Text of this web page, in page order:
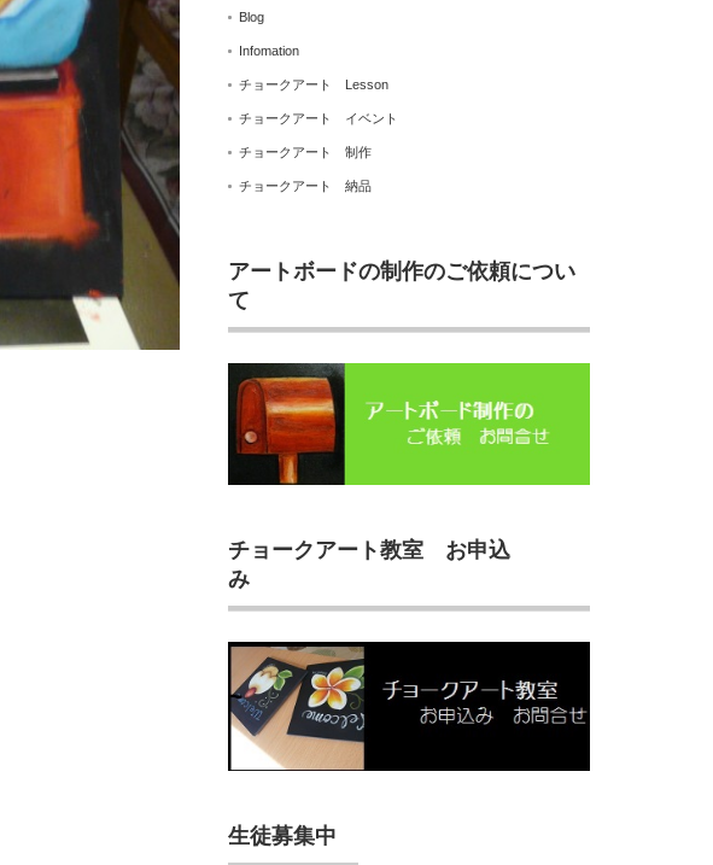
Blog
Infomation
チョークアート Lesson
チョークアート イベント
チョークアート 制作
チョークアート 納品
アートボードの制作のご依頼につい
て
チョークアート教室 お申込
み
生徒募集中